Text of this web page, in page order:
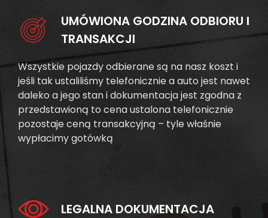
UMÓWIONA GODZINA ODBIORU I
TRANSAKCJI
Wszystkie pojazdy odbierane są na nasz koszt i
jeśli tak ustaliliśmy telefonicznie a auto jest nawet
daleko a jego stan i dokumentacja jest zgodna z
przedstawioną to cena ustalona telefonicznie
pozostaje ceną transakcyjną – tyle właśnie
wypłacimy gotówką
LEGALNA DOKUMENTACJA